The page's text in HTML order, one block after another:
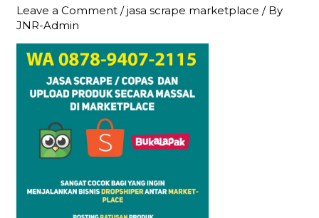
Leave a Comment /jasa scrape marketplace / By
JNR-Admin